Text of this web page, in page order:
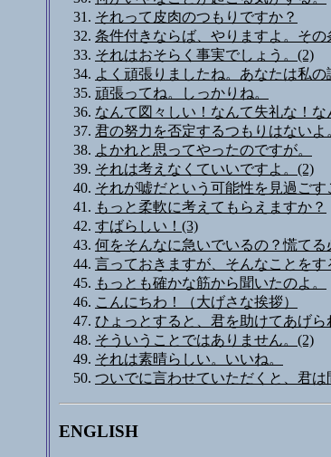
それって皮肉のつもりですか？
条件付きならば、やりますよ。その
それはおそらく事実でしょう。(2)
よく頑張りましたね。あなたは私の
頑張ってね。しっかりね。
なんて図々しい！なんて失礼な！な
君の努力を否定するつもりはないよ
よかれと思ってやったのですが。
それは考えなくていいですよ。(2)
それが嘘だという可能性を見過ごす
もっと柔軟に考えてもらえますか？
すばらしい！(3)
何をそんなに急いでいるの？慌てる
言っておきますが、そんなことをす
もっとも確かな筋から聞いたのよ。
こんにちわ！（大げさな挨拶）
ひょっとすると、君を助けてあげら
そういうことではありません。(2)
それは素晴らしい。いいね。
ついでに言わせていただくと、君は
ENGLISH